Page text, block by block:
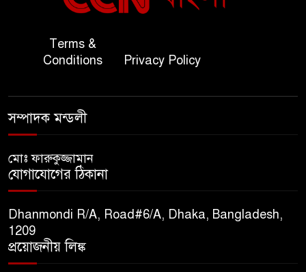
সাক্ষাৎ
অতিরিক্ত পুলিশ মহাপরিদর্শক
৮
৯
সুমাইয়া হারুন: মিস মাল্টিন্যাশনাল
১০
Terms &
Conditions
Privacy Policy
সম্পাদক মন্ডলী
মোঃ ফারুকুজ্জামান
যোগাযোগের ঠিকানা
Dhanmondi R/A, Road#6/A, Dhaka, Bangladesh,
1209
প্রয়োজনীয় লিঙ্ক